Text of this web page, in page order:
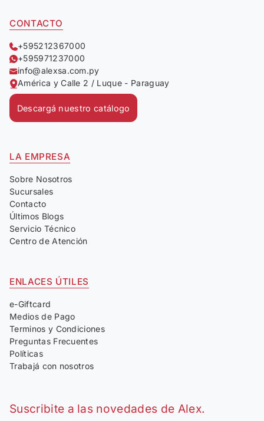
CONTACTO
+595212367000
+595971237000
info@alexsa.com.py
América y Calle 2 / Luque - Paraguay
Descargá nuestro catálogo
LA EMPRESA
Sobre Nosotros
Sucursales
Contacto
Últimos Blogs
Servicio Técnico
Centro de Atención
ENLACES ÚTILES
e-Giftcard
Medios de Pago
Terminos y Condiciones
Preguntas Frecuentes
Políticas
Trabajá con nosotros
Suscribite a las novedades de Alex.